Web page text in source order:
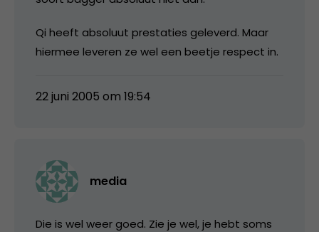
Qi heeft absoluut prestaties geleverd. Maar
hiermee leveren ze wel een beetje respect in.
22 juni 2005 om 19:54
media
Die is wel weer goed. Zie je wel, je hebt soms